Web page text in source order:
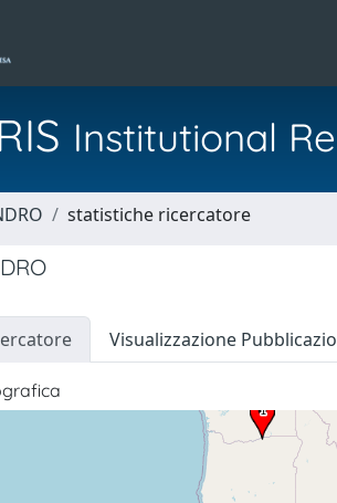
Institutional
statistiche ricercatore
Visualizzazione